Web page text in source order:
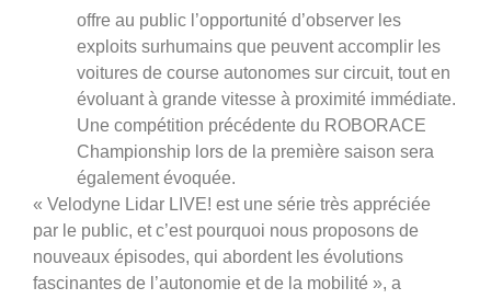
offre au public l’opportunité d’observer les
exploits surhumains que peuvent accomplir les
voitures de course autonomes sur circuit, tout en
évoluant à grande vitesse à proximité immédiate.
Une compétition précédente du ROBORACE
Championship lors de la première saison sera
également évoquée.
« Velodyne Lidar LIVE! est une série très appréciée
par le public, et c’est pourquoi nous proposons de
nouveaux épisodes, qui abordent les évolutions
fascinantes de l’autonomie et de la mobilité », a